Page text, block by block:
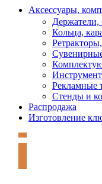
Аксессуары,
Держатели,
Кольца,
Рекламные
Стенды и
Распродажа
Изготовление